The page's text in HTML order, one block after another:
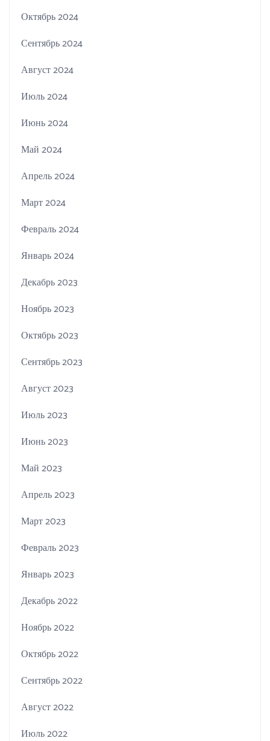
Октябрь 2024
Сентябрь 2024
Август 2024
Июль 2024
Июнь 2024
Май 2024
Апрель 2024
Март 2024
Февраль 2024
Январь 2024
Декабрь 2023
Ноябрь 2023
Октябрь 2023
Сентябрь 2023
Август 2023
Июль 2023
Июнь 2023
Май 2023
Апрель 2023
Март 2023
Февраль 2023
Январь 2023
Декабрь 2022
Ноябрь 2022
Октябрь 2022
Сентябрь 2022
Август 2022
Июль 2022